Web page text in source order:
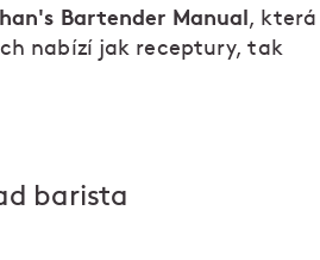
Bartender Manual, která
nabízí jak receptury, tak
barista